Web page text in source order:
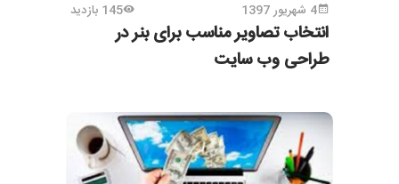
4 شهریور 1397 145 بازدید
انتخاب تصاویر مناسب برای بنر در
طراحی وب سایت